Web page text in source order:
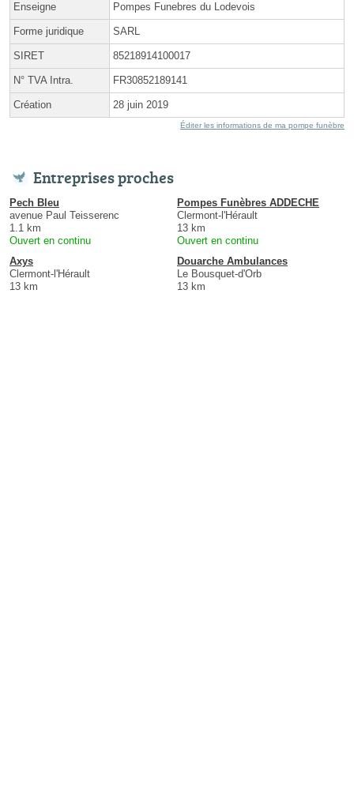
Enseigne Pompes Funebres du Lodevois
Forme juridique SARL
SIRET 85218914100017
N° TVA Intra. FR30852189141
Création 28 juin 2019
Éditer les informations de ma pompe funèbre
Entreprises proches
Pech Bleu
avenue Paul Teisserenc
1.1 km
Ouvert en continu
Pompes Funèbres ADDECHE
Clermont-l'Hérault
13 km
Ouvert en continu
Axys
Clermont-l'Hérault
13 km
Douarche Ambulances
Le Bousquet-d'Orb
13 km